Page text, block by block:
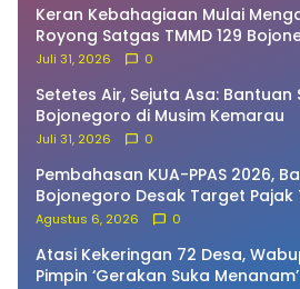
Keran Kebahagiaan Mulai
Royong Satgas TMMD 129
Bekatul
Juli 31, 2026 0
Setetes Air, Sejuta Asa: Bantuan
Bojonegoro di Musim Kemarau
Juli 31, 2026 0
Pembahasan KUA-PPAS 2026,
Bojonegoro Desak Target Pajak
Agustus 6, 2026 0
Atasi Kekeringan 72 Desa,
Pimpin ‘Gerakan Suka